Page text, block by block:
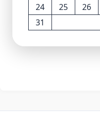
24
25 26
31